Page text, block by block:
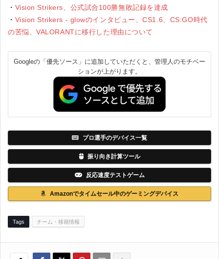
・ Vision Strikers、公式試合100勝無敗記録を達成
・ Vision Strikers - glowのインタビュー、CS1.6、CS:GO時代
の苦悩、VALORANTに移行した理由について
Googleの「優先ソース」に追加していただくと、管理人のモチベー
ションが上がります。
プロ選手のデバイス一覧
振り向き計算ツール
反応速度テストゲーム
Amazonでタイムセール中のゲーミングデバイス
Tags チーム・移籍情報